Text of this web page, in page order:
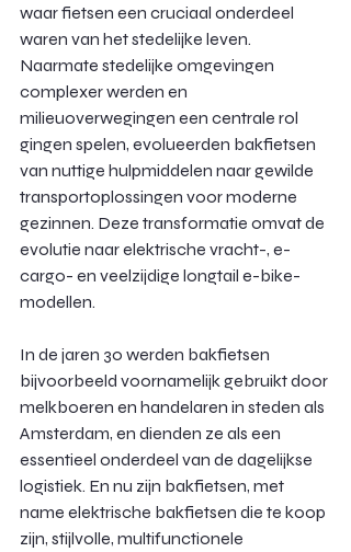
waar fietsen een cruciaal onderdeel
waren van het stedelijke leven.
Naarmate stedelijke omgevingen
complexer werden en
milieuoverwegingen een centrale rol
gingen spelen, evolueerden bakfietsen
van nuttige hulpmiddelen naar gewilde
transportoplossingen voor moderne
gezinnen. Deze transformatie omvat de
evolutie naar elektrische vracht-, e-
cargo- en veelzijdige longtail e-bike-
modellen.
In de jaren 30 werden bakfietsen
bijvoorbeeld voornamelijk gebruikt door
melkboeren en handelaren in steden als
Amsterdam, en dienden ze als een
essentieel onderdeel van de dagelijkse
logistiek. En nu zijn bakfietsen, met
name elektrische bakfietsen die te koop
zijn, stijlvolle, multifunctionele